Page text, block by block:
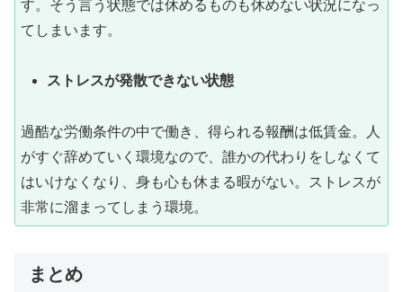
す。そう言う状態では休めるものも休めない状況になっ
てしまいます。
ストレスが発散できない状態
過酷な労働条件の中で働き、得られる報酬は低賃金。人
がすぐ辞めていく環境なので、誰かの代わりをしなくて
はいけなくなり、身も心も休まる暇がない。ストレスが
非常に溜まってしまう環境。
まとめ